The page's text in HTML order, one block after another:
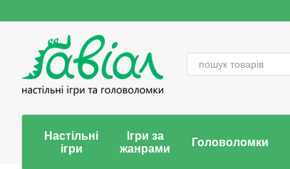
Настільні
ігри
Ігри за
жанрами
Головоломки